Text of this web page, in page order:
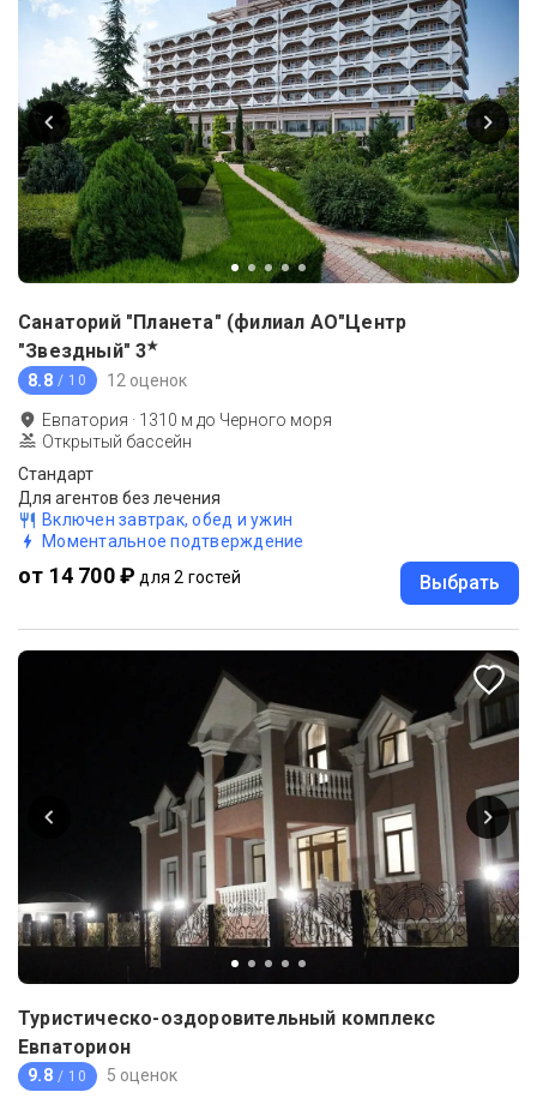
Санаторий "Планета" (филиал АО"Центр
"Звездный" 3★
8.8 / 10 12 оценок
Евпатория · 1310 м до Черного моря
Открытый бассейн
Стандарт
Для агентов без лечения
Включен завтрак, обед и ужин
Моментальное подтверждение
от 14 700 ₽ для 2 гостей Выбрать
Туристическо-оздоровительный комплекс
Евпаторион
9.8 / 10 5 оценок